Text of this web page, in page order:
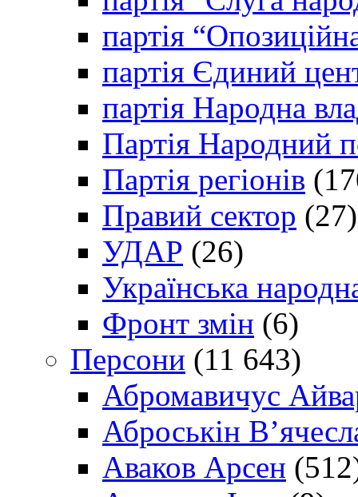
партія
партія Єдиний
партія Народна
Партія Народний
Партія регіонів
Правий сектор (27)
УДАР (26)
Українська
Фронт змін (6)
Персони (11 643)
Абромавичус
Аброськін
Аваков Арсен